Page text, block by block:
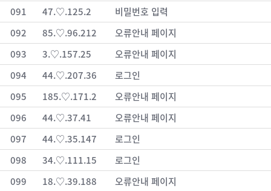
091
47.♡.125.2
비밀번호 입력
092
85.♡.96.212
오류안내 페이지
093
3.♡.157.25
오류안내 페이지
094
44.♡.207.36
로그인
095
185.♡.171.2
오류안내 페이지
096
44.♡.37.41
오류안내 페이지
097
44.♡.35.147
로그인
098
34.♡.111.15
로그인
099
18.♡.39.188
오류안내 페이지